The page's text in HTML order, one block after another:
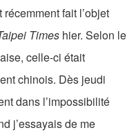
fait l’objet
Times hier. Selon le
celle-ci était
chinois. Dès jeudi
dans l’impossibilité
j’essayais de me